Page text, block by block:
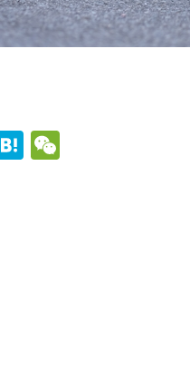
LineHatena